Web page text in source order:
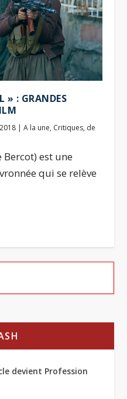
» : GRANDES
|A la une, Critiques, de
est une
qui se relève
devient Profession